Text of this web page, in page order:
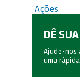
Ações
DÊ
Ajude-nos
uma rápida